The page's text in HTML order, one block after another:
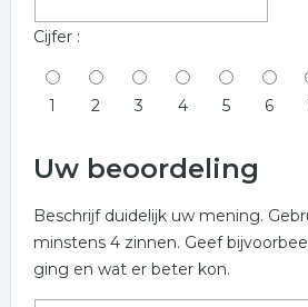
Cijfer :
1 2 3 4 5 6
Uw beoordeling
Beschrijf duidelijk uw mening.
minstens 4 zinnen. Geef
ging en wat er beter kon.